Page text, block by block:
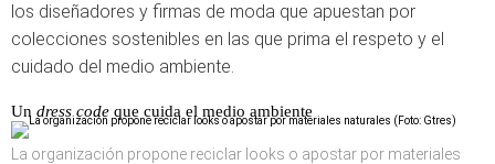
los diseñadores y firmas de moda que apuestan por
colecciones sostenibles en las que prima el respeto y el
cuidado del medio ambiente.
Un dress code que cuida el medio ambiente
La organización propone reciclar looks o apostar por materiales